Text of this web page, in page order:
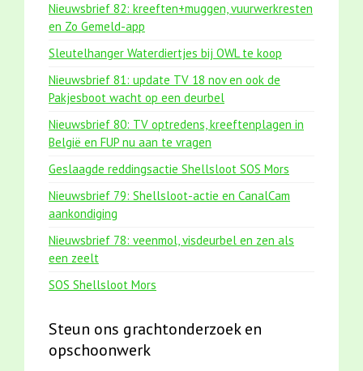
Nieuwsbrief 82: kreeften+muggen, vuurwerkresten
en Zo Gemeld-app
Sleutelhanger Waterdiertjes bij OWL te koop
Nieuwsbrief 81: update TV 18 nov en ook de
Pakjesboot wacht op een deurbel
Nieuwsbrief 80: TV optredens, kreeftenplagen in
België en FUP nu aan te vragen
Geslaagde reddingsactie Shellsloot SOS Mors
Nieuwsbrief 79: Shellsloot-actie en CanalCam
aankondiging
Nieuwsbrief 78: veenmol, visdeurbel en zen als
een zeelt
SOS Shellsloot Mors
Steun ons grachtonderzoek en
opschoonwerk